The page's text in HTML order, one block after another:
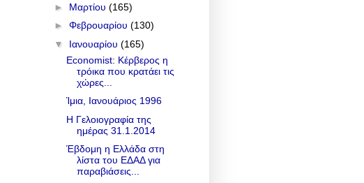
► Μαρτίου (165)
► Φεβρουαρίου (130)
▼ Ιανουαρίου (165)
Economist: Κέρβερος η
τρόικα που κρατάει τις
χώρες...
Ίμια, Ιανουάριος 1996
Η Γελοιογραφία της
ημέρας 31.1.2014
Έβδομη η Ελλάδα στη
λίστα του ΕΔΑΔ για
παραβιάσεις...